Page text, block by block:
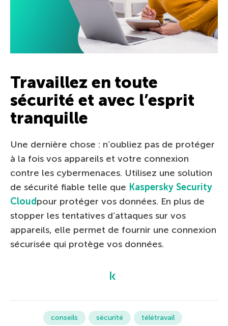
Travaillez en toute
sécurité et avec l’esprit
tranquille
Une dernière chose : n’oubliez pas de protéger
à la fois vos appareils et votre connexion
contre les cybermenaces. Utilisez une solution
de sécurité fiable telle que Kaspersky Security
Cloudpour protéger vos données. En plus de
stopper les tentatives d’attaques sur vos
appareils, elle permet de fournir une connexion
sécurisée qui protège vos données.
conseils sécurité
télétravail